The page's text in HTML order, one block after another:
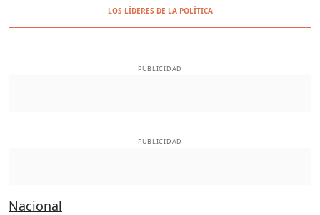
LOS LÍDERES DE LA POLÍTICA
PUBLICIDAD
PUBLICIDAD
Nacional